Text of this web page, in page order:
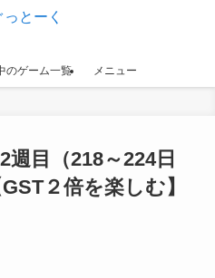
のゲーム一覧 メニュー
週目（218～224日
２倍を楽しむ】